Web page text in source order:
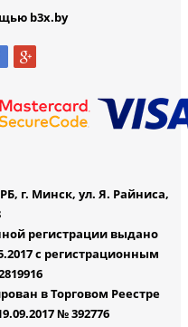
b3x.by
г. Минск, ул. Я. Райниса,
регистрации выдано
с регистрационным
в Торговом Реестре
№ 392776